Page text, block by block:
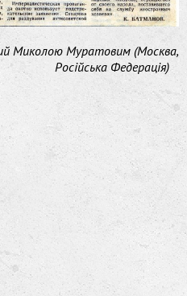
Миколою Муратовим (Москва,
Російська Федерація)